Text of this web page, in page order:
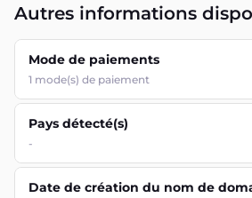
Autres informations
Mode de paiements
1 mode(s) de paiement
Pays détecté(s)
-
Date de création du nom de